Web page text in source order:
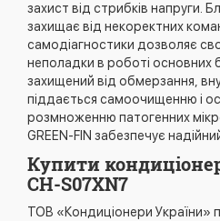
захист від стрибків напруги.
захищає від некоректних
самодіагностики дозволяє
неполадки в роботі основних
захищений від обмерзання,
піддається самоочищенню і
розмноженню патогенних
GREEN-FIN забезпечує
Купити
CH-S07XN7
ТОВ «Кондиціонери України»